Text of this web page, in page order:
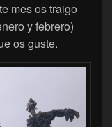
mes os traigo
y febrero)
os guste.